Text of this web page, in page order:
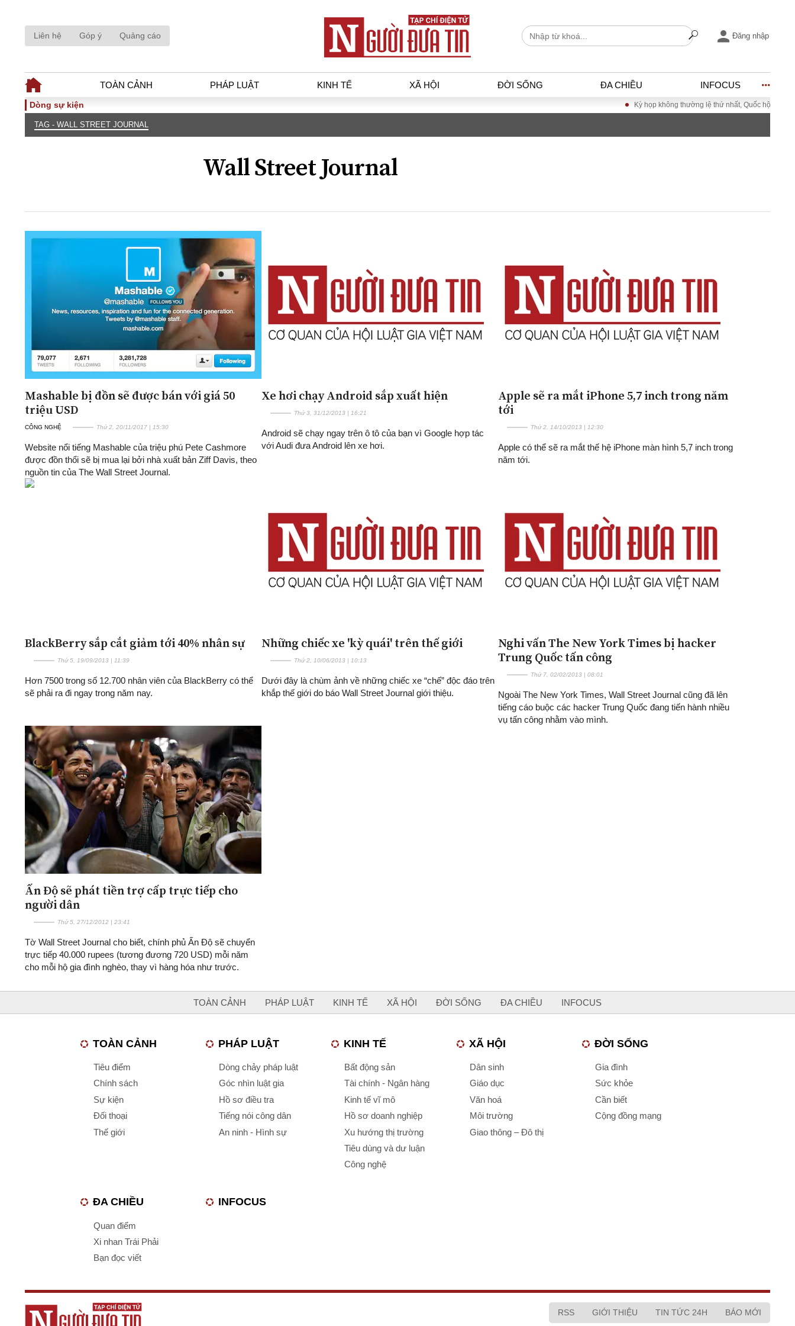
Liên hệ Góp ý Quảng cáo Đăng nhập
TOÀN CẢNH PHÁP LUẬT KINH TẾ XÃ HỘI ĐỜI SỐNG ĐA CHIỀU INFOCUS
TOÀN CẢNH
Thế giới
Góc nhìn luật gia
An ninh - Hình sự
Tài chính - Ngân hàng
Xu hướng thị trường
Giao thông – Đô thị
Quan điểm
Xi nhan Trái Phải
INFOCUS
Đăng ký tin tức mới
Dòng sự kiện Kỳ họp không thường lệ thứ nhất, Quốc hội khóa XVI
TAG - WALL STREET JOURNAL
Wall Street Journal
Mashable bị đồn sẽ được bán với giá 50
triệu USD
CÔNG NGHỆ Thứ 2, 20/11/2017 | 15:30
Website nổi tiếng Mashable của triệu phú Pete Cashmore
được đồn thổi sẽ bị mua lại bởi nhà xuất bản Ziff Davis, theo
nguồn tin của The Wall Street Journal.
Xe hơi chạy Android sắp xuất hiện
Thứ 3, 31/12/2013 | 16:21
Android sẽ chạy ngay trên ô tô của bạn vì Google hợp tác
với Audi đưa Android lên xe hơi.
Apple sẽ ra mắt iPhone 5,7 inch trong năm
tới
Thứ 2, 14/10/2013 | 12:30
Apple có thể sẽ ra mắt thế hệ iPhone màn hình 5,7 inch trong
năm tới.
BlackBerry sắp cắt giảm tới 40% nhân sự
Thứ 5, 19/09/2013 | 11:39
Hơn 7500 trong số 12.700 nhân viên của BlackBerry có thể
sẽ phải ra đi ngay trong năm nay.
Những chiếc xe 'kỳ quái' trên thế giới
Thứ 2, 10/06/2013 | 10:13
Dưới đây là chùm ảnh về những chiếc xe “chế” độc đáo trên
khắp thế giới do báo Wall Street Journal giới thiệu.
Nghi vấn The New York Times bị hacker
Trung Quốc tấn công
Thứ 7, 02/02/2013 | 08:01
Ngoài The New York Times, Wall Street Journal cũng đã lên
tiếng cáo buộc các hacker Trung Quốc đang tiến hành nhiều
vụ tấn công nhằm vào mình.
Ấn Độ sẽ phát tiền trợ cấp trực tiếp cho
người dân
Thứ 5, 27/12/2012 | 23:41
Tờ Wall Street Journal cho biết, chính phủ Ấn Độ sẽ chuyển
trực tiếp 40.000 rupees (tương đương 720 USD) mỗi năm
cho mỗi hộ gia đình nghèo, thay vì hàng hóa như trước.
TOÀN CẢNH PHÁP LUẬT KINH TẾ XÃ HỘI ĐỜI SỐNG ĐA CHIỀU INFOCUS
TOÀN CẢNH
Tiêu điểm
Chính sách
Sự kiện
Đối thoại
Thế giới
PHÁP LUẬT
Dòng chảy pháp luật
Góc nhìn luật gia
Hồ sơ điều tra
Tiếng nói công dân
An ninh - Hình sự
KINH TẾ
Bất động sản
Tài chính - Ngân hàng
Kinh tế vĩ mô
Hồ sơ doanh nghiệp
Xu hướng thị trường
Tiêu dùng và dư luận
Công nghệ
XÃ HỘI
Dân sinh
Giáo dục
Văn hoá
Môi trường
Giao thông – Đô thị
ĐỜI SỐNG
Gia đình
Sức khỏe
Cần biết
Cộng đồng mạng
ĐA CHIỀU
Quan điểm
Xi nhan Trái Phải
Bạn đọc viết
INFOCUS
RSS GIỚI THIỆU TIN TỨC 24H BÁO MỚI